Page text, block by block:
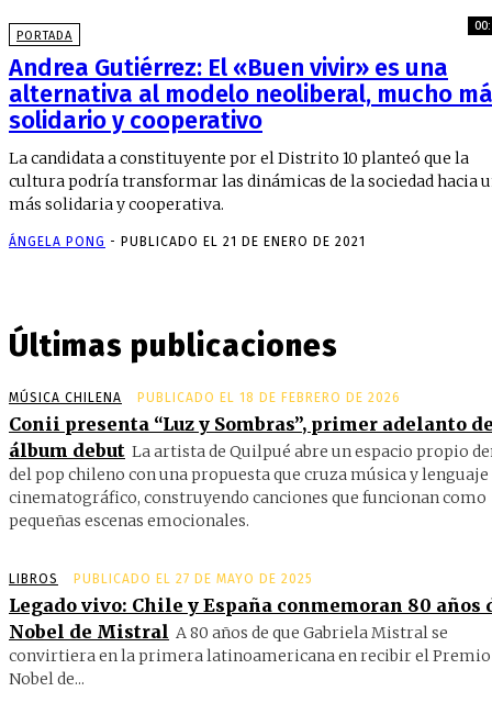
PORTADA
Andrea Gutiérrez: El «Buen vivir» es una
alternativa al modelo neoliberal, mucho
solidario y cooperativo
La candidata a constituyente por el Distrito 10 planteó que la
cultura podría transformar las dinámicas de la sociedad hacia
más solidaria y cooperativa.
ÁNGELA PONG - PUBLICADO EL 21 DE ENERO DE 2021
Últimas publicaciones
MÚSICA CHILENA PUBLICADO EL 18 DE FEBRERO DE 2026
Conii presenta “Luz y Sombras”, primer adelanto
álbum debut La artista de Quilpué abre un espacio propio
del pop chileno con una propuesta que cruza música y lenguaje
cinematográfico, construyendo canciones que funcionan como
pequeñas escenas emocionales.
LIBROS PUBLICADO EL 27 DE MAYO DE 2025
Legado vivo: Chile y España conmemoran 80 años
Nobel de Mistral A 80 años de que Gabriela Mistral se
convirtiera en la primera latinoamericana en recibir el Premio
Nobel de...